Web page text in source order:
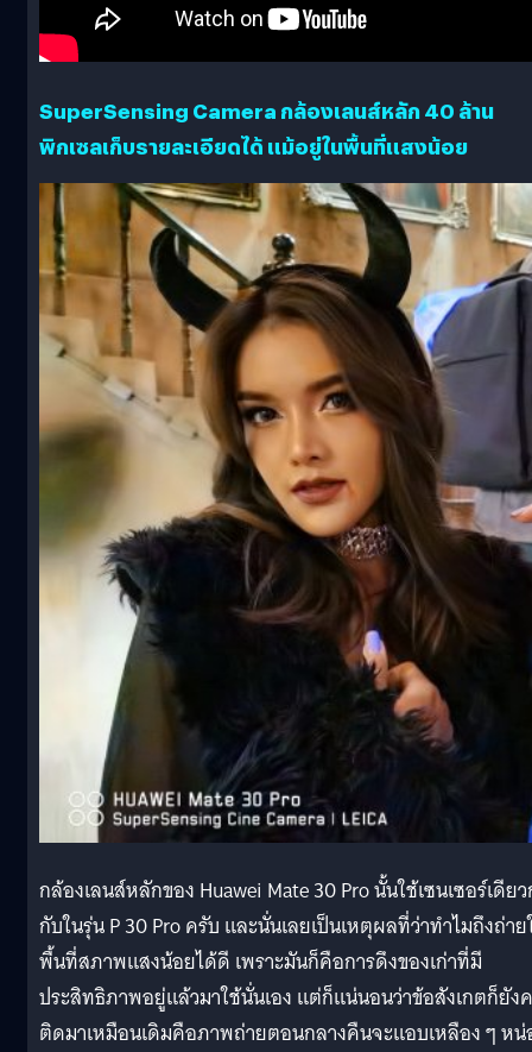
SuperSensing Camera กล้องเลนส์หลัก 40 ล้าน
พิกเซลเก็บรายละเอียดได้ แม้อยู่ในพื้นที่แสงน้อย
กล้องเลนส์หลักของ Huawei Mate 30 Pro นั้นใช้เซนเซอร์เดีย
กับในรุ่น P 30 Pro ครับ และนั่นเลยเป็นเหตุผลที่ว่าทำไมถึงถ่า
พื้นที่สภาพแสงน้อยได้ดี เพราะมันก็คือการดึงของเก่าที่มี
ประสิทธิภาพอยู่แล้วมาใช้นั่นเอง แต่ก็แน่นอนว่าข้อสังเกตก็ยัง
ติดมาเหมือนเดิมคือภาพถ่ายตอนกลางคืนจะแอบเหลือง ๆ ห